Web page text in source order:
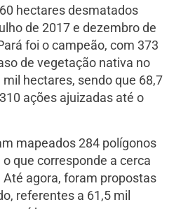
hectares desmatados
de 2017 e dezembro de
foi o campeão, com 373
de vegetação nativa no
hectares, sendo que 68,7
ações ajuizadas até o
mapeados 284 polígonos
que corresponde a cerca
agora, foram propostas
referentes a 61,5 mil